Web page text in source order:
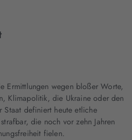
Ermittlungen wegen bloßer Worte,
Klimapolitik, die Ukraine oder den
Staat definiert heute etliche
die noch vor zehn Jahren
fielen.